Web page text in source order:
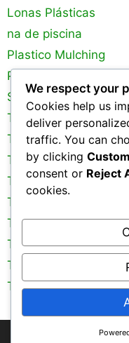
Lonas Plásticas
na de piscina
Plastico Mulching
Plastico para Estufa
Silagem
Tanques de Peixes
Tela de
Tela Mosquiteira
Tela para Galinheiro
Tela para Pinteiro
Tela para Viveiro
Telas de Protecao
Telas Metálicas
Telas Plásticas
We respect your
Cookies help us
deliver
traffic. You can
by clicking
consent or Reject
cookies.